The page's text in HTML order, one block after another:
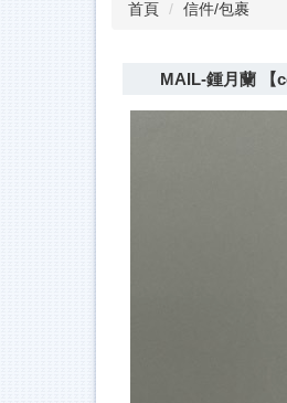
首頁 信件/包裹
MAIL-鍾月蘭 【